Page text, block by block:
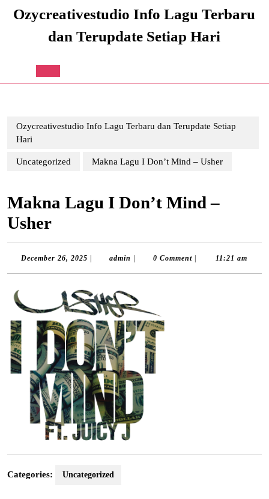
Ozycreativestudio Info Lagu Terbaru
dan Terupdate Setiap Hari
Open
Ozycreativestudio Info Lagu Terbaru dan Terupdate Setiap
Hari
Uncategorized Makna Lagu I Don’t Mind – Usher
Makna Lagu I Don’t Mind –
Usher
December 26, 2025 December
admin admin 0 Comment 11:21 am
Categories: Uncategorized